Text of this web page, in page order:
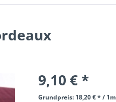
9,10 € *
Grundpreis: 18,20 € * / 1m